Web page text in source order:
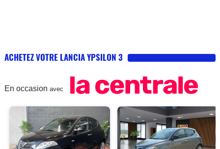
ACHETEZ VOTRE LANCIA YPSILON 3
En occasion avec